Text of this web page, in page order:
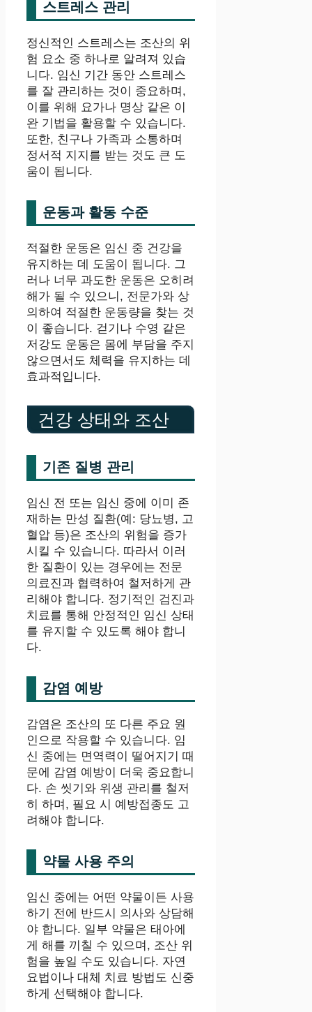
스트레스 관리
정신적인 스트레스는 조산의 위
험 요소 중 하나로 알려져 있습
니다. 임신 기간 동안 스트레스
를 잘 관리하는 것이 중요하며,
이를 위해 요가나 명상 같은 이
완 기법을 활용할 수 있습니다.
또한, 친구나 가족과 소통하며
정서적 지지를 받는 것도 큰 도
움이 됩니다.
운동과 활동 수준
적절한 운동은 임신 중 건강을
유지하는 데 도움이 됩니다. 그
러나 너무 과도한 운동은 오히려
해가 될 수 있으니, 전문가와 상
의하여 적절한 운동량을 찾는 것
이 좋습니다. 걷기나 수영 같은
저강도 운동은 몸에 부담을 주지
않으면서도 체력을 유지하는 데
효과적입니다.
건강 상태와 조산
기존 질병 관리
임신 전 또는 임신 중에 이미 존
재하는 만성 질환(예: 당뇨병, 고
혈압 등)은 조산의 위험을 증가
시킬 수 있습니다. 따라서 이러
한 질환이 있는 경우에는 전문
의료진과 협력하여 철저하게 관
리해야 합니다. 정기적인 검진과
치료를 통해 안정적인 임신 상태
를 유지할 수 있도록 해야 합니
다.
감염 예방
감염은 조산의 또 다른 주요 원
인으로 작용할 수 있습니다. 임
신 중에는 면역력이 떨어지기 때
문에 감염 예방이 더욱 중요합니
다. 손 씻기와 위생 관리를 철저
히 하며, 필요 시 예방접종도 고
려해야 합니다.
약물 사용 주의
임신 중에는 어떤 약물이든 사용
하기 전에 반드시 의사와 상담해
야 합니다. 일부 약물은 태아에
게 해를 끼칠 수 있으며, 조산 위
험을 높일 수도 있습니다. 자연
요법이나 대체 치료 방법도 신중
하게 선택해야 합니다.